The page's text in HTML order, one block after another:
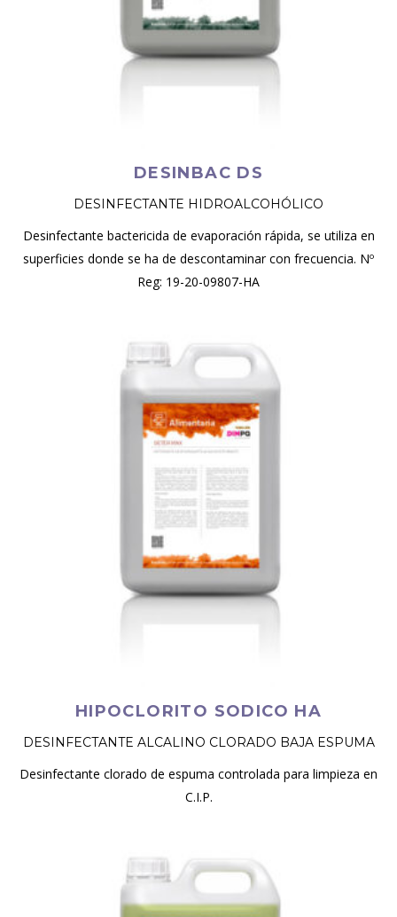
DESINBAC DS
DESINFECTANTE HIDROALCOHÓLICO
Desinfectante bactericida de evaporación rápida, se utiliza en
superficies donde se ha de descontaminar con frecuencia. Nº
Reg: 19-20-09807-HA
HIPOCLORITO SODICO HA
DESINFECTANTE ALCALINO CLORADO BAJA ESPUMA
Desinfectante clorado de espuma controlada para limpieza en
C.I.P.